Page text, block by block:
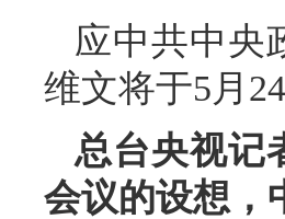
应中共中央
维文将于5月
总台央视记
会议的设想，